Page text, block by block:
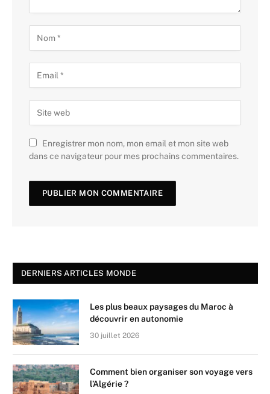
Enregistrer mon nom, mon email et mon site web
dans ce navigateur pour mes prochains commentaires.
DERNIERS ARTICLES MONDE
Les plus beaux paysages du Maroc à
découvrir en autonomie
30 juillet 2026
Comment bien organiser son voyage vers
l’Algérie ?